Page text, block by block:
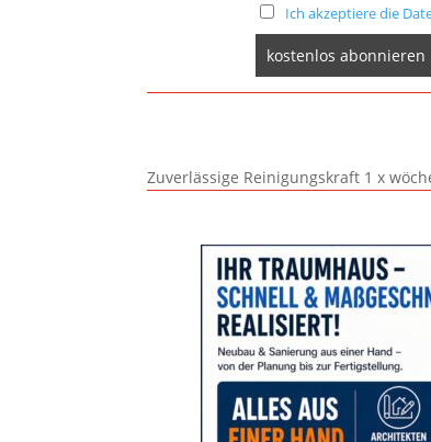
Ich akzeptiere die
Zuverlässige Reinigungskraft 1 x